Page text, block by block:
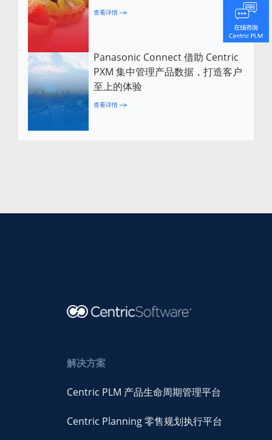
查看详情
Panasonic Connect 借助 Centric
PXM 集中管理产品数据，打造客户
至上的体验
查看详情
解决方案
Centric PLM 产品生命周期管理平台
Centric Planning 零售规划执行平台